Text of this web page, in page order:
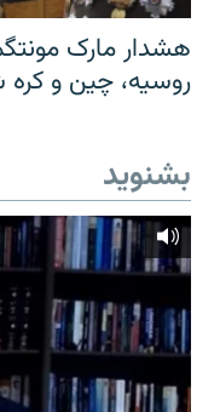
هشدار مارک
روسیه، چین و
بشنوید